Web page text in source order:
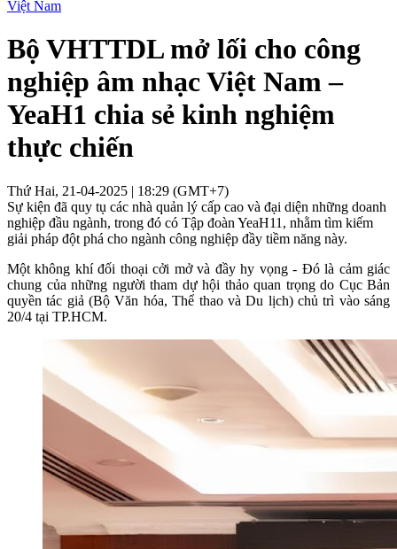
Việt Nam
Bộ VHTTDL mở lối cho công
nghiệp âm nhạc Việt Nam –
YeaH1 chia sẻ kinh nghiệm
thực chiến
Thứ Hai, 21-04-2025 | 18:29 (GMT+7)
Sự kiện đã quy tụ các nhà quản lý cấp cao và đại diện những doanh
nghiệp đầu ngành, trong đó có Tập đoàn YeaH11, nhằm tìm kiếm
giải pháp đột phá cho ngành công nghiệp đầy tiềm năng này.
Một không khí đối thoại cởi mở và đầy hy vọng - Đó là cảm giác
chung của những người tham dự hội thảo quan trọng do Cục Bản
quyền tác giả (Bộ Văn hóa, Thể thao và Du lịch) chủ trì vào sáng
20/4 tại TP.HCM.